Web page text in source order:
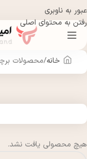
عبور به ناوبری
رفتن به محتوای اصلی
خانه محصولات
هیچ محصولی یافت نشد.